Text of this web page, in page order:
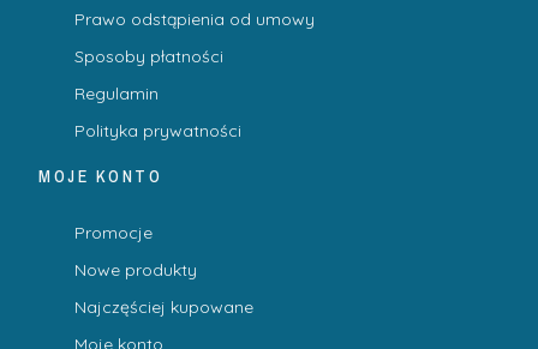
Prawo odstąpienia od umowy
Sposoby płatności
Regulamin
Polityka prywatności
MOJE KONTO
Promocje
Nowe produkty
Najczęściej kupowane
Moje konto